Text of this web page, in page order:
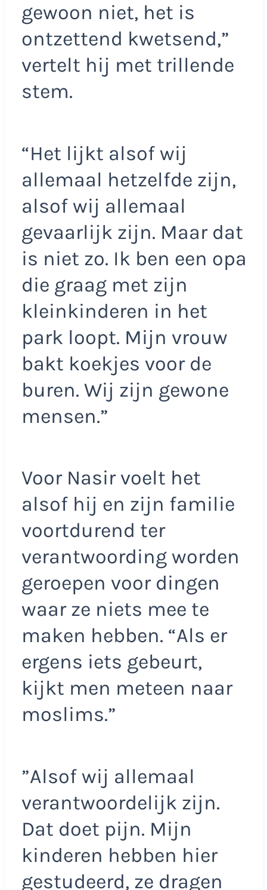
gewoon niet, het is
ontzettend kwetsend,”
vertelt hij met trillende
stem.
“Het lijkt alsof wij
allemaal hetzelfde zijn,
alsof wij allemaal
gevaarlijk zijn. Maar dat
is niet zo. Ik ben een opa
die graag met zijn
kleinkinderen in het
park loopt. Mijn vrouw
bakt koekjes voor de
buren. Wij zijn gewone
mensen.”
Voor Nasir voelt het
alsof hij en zijn familie
voortdurend ter
verantwoording worden
geroepen voor dingen
waar ze niets mee te
maken hebben. “Als er
ergens iets gebeurt,
kijkt men meteen naar
moslims.”
”Alsof wij allemaal
verantwoordelijk zijn.
Dat doet pijn. Mijn
kinderen hebben hier
gestudeerd, ze dragen